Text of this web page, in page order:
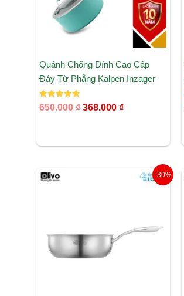
Quánh Chống Dính Cao Cấp
Đáy Từ Phẳng Kalpen Inzager
Được xếp
hạng
650.000₫ 368.000 ₫
-30%
Giá
hiện